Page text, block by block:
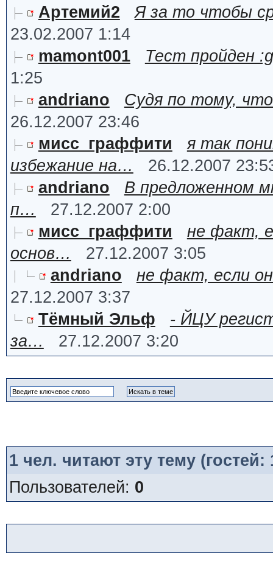
Артемий2
Я за то чтобы
23.02.2007 1:14
mamont001
Тест пройден
1:25
andriano
Судя по тому,
26.12.2007 23:46
мисс_граффити
я так
избежание на…
26.12.2007
andriano
В предложенном
п…
27.12.2007 2:00
мисс_граффити
не факт,
основ…
27.12.2007 3:05
andriano
не факт, если
27.12.2007 3:37
Тёмный Эльф
- ЙЦУ
за…
27.12.2007 3:20
1чел. читают эту тему
Пользователей: 0